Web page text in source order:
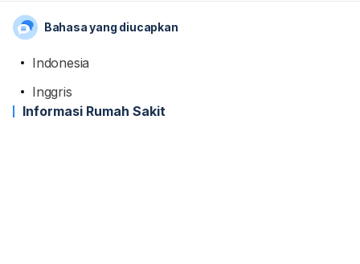
Bahasa yang diucapkan
Indonesia
Inggris
Informasi Rumah Sakit